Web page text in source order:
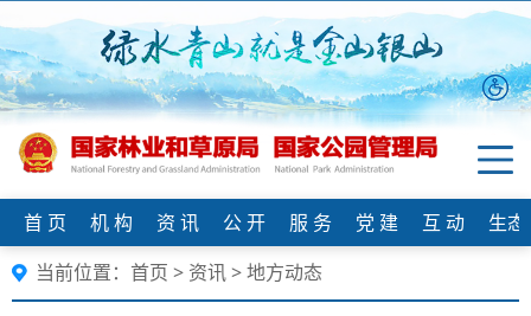
首 页 机 构 资 讯 公 开 服 务 党 建 互 动
生
当前位置： 首页 > 资讯>地方动态